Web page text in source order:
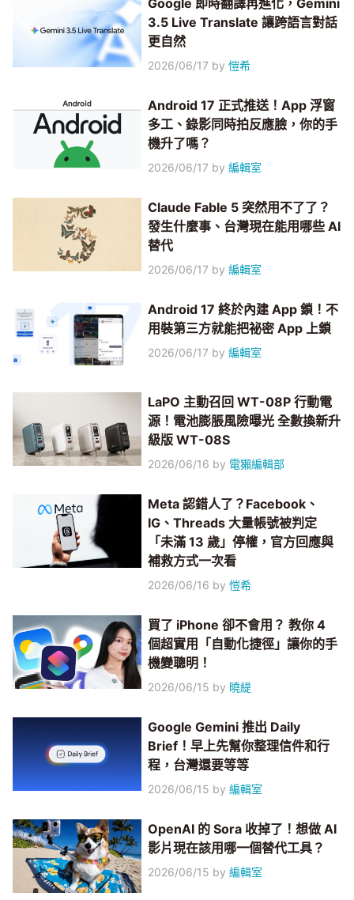
Google 即時翻譯再進化，Gemini
3.5 Live Translate 讓跨語言對話
更自然
2026/06/17 by愷希
Android 17 正式推送！App 浮窗
多工、錄影同時拍反應臉，你的手
機升了嗎？
2026/06/17 by編輯室
Claude Fable 5 突然用不了了？
發生什麼事、台灣現在能用哪些 AI
替代
2026/06/17 by編輯室
Android 17 終於內建 App 鎖！不
用裝第三方就能把祕密 App 上鎖
2026/06/17 by編輯室
LaPO 主動召回 WT-08P 行動電
源！電池膨脹風險曝光 全數換新升
級版 WT-08S
2026/06/16 by 電獺編輯部
Meta 認錯人了？Facebook、
IG、Threads 大量帳號被判定
「未滿 13 歲」停權，官方回應與
補救方式一次看
2026/06/16 by愷希
買了 iPhone 卻不會用？ 教你 4
個超實用「自動化捷徑」讓你的手
機變聰明！
2026/06/15 by 曉緹
Google Gemini 推出 Daily
Brief！早上先幫你整理信件和行
程，台灣還要等等
2026/06/15 by編輯室
OpenAI 的 Sora 收掉了！想做 AI
影片現在該用哪一個替代工具？
2026/06/15 by編輯室